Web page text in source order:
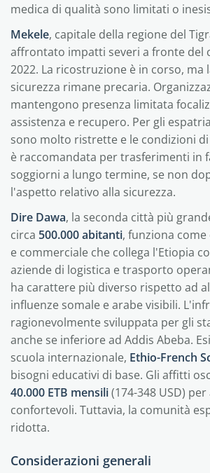
medica di qualità sono limitati o
Mekele, capitale della regione del
affrontato impatti severi a fronte del
2022. La ricostruzione è in corso, ma
sicurezza rimane precaria.
mantengono presenza limitata
assistenza e recupero. Per gli
sono molto ristrette e le condizioni
è raccomandata per trasferimenti in
soggiorni a lungo termine, se non
l'aspetto relativo alla sicurezza.
Dire Dawa, la seconda città più
circa 500.000 abitanti, funziona
e commerciale che collega l'Etiopia
aziende di logistica e trasporto
ha carattere più diverso rispetto ad
influenze somale e arabe visibili.
ragionevolmente sviluppata per gli
anche se inferiore ad Addis Abeba.
scuola internazionale, Ethio-French
bisogni educativi di base. Gli affitti
40.000 ETB mensili(174-348 USD)
confortevoli. Tuttavia, la comunità
ridotta.
Considerazioni generali